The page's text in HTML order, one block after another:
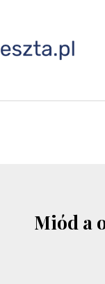
Miód a